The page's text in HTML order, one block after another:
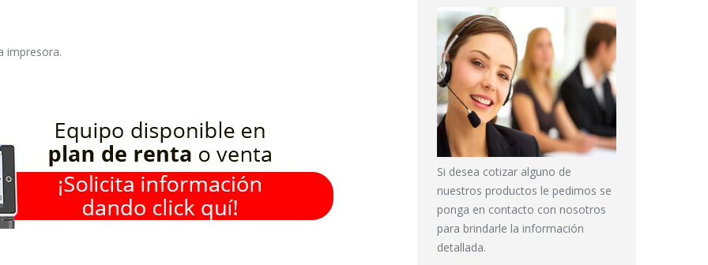
impresora.
Si desea cotizar alguno de
nuestros productos le pedimos se
ponga en contacto con nosotros
para brindarle la información
detallada.